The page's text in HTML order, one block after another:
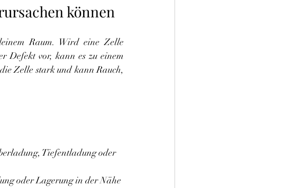
können
Raum. Wird eine Zelle
Defekt vor, kann es zu einem
Zelle stark und kann Rauch,
Tiefentladung oder
oder Lagerung in der Nähe